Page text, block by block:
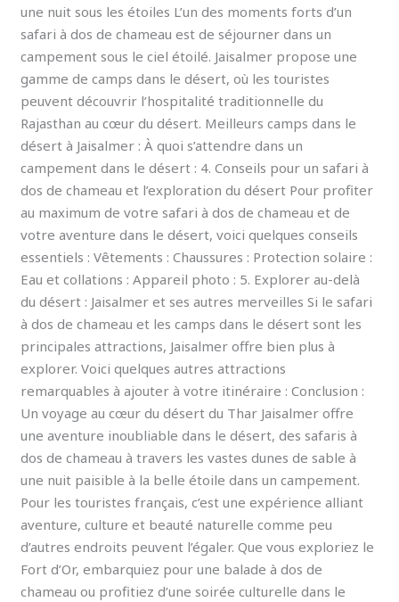
une nuit sous les étoiles L’un des moments forts d’un
safari à dos de chameau est de séjourner dans un
campement sous le ciel étoilé. Jaisalmer propose une
gamme de camps dans le désert, où les touristes
peuvent découvrir l’hospitalité traditionnelle du
Rajasthan au cœur du désert. Meilleurs camps dans le
désert à Jaisalmer : À quoi s’attendre dans un
campement dans le désert : 4. Conseils pour un safari à
dos de chameau et l’exploration du désert Pour profiter
au maximum de votre safari à dos de chameau et de
votre aventure dans le désert, voici quelques conseils
essentiels : Vêtements : Chaussures : Protection solaire :
Eau et collations : Appareil photo : 5. Explorer au-delà
du désert : Jaisalmer et ses autres merveilles Si le safari
à dos de chameau et les camps dans le désert sont les
principales attractions, Jaisalmer offre bien plus à
explorer. Voici quelques autres attractions
remarquables à ajouter à votre itinéraire : Conclusion :
Un voyage au cœur du désert du Thar Jaisalmer offre
une aventure inoubliable dans le désert, des safaris à
dos de chameau à travers les vastes dunes de sable à
une nuit paisible à la belle étoile dans un campement.
Pour les touristes français, c’est une expérience alliant
aventure, culture et beauté naturelle comme peu
d’autres endroits peuvent l’égaler. Que vous exploriez le
Fort d’Or, embarquiez pour une balade à dos de
chameau ou profitiez d’une soirée culturelle dans le